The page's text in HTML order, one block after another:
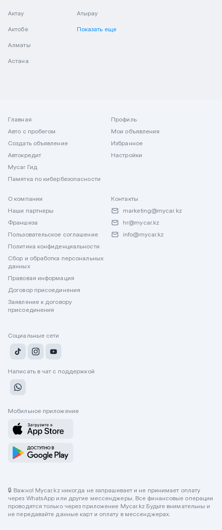
Актау
Актобе
Алматы
Астана
Атырау
Показать еще
Главная
Авто с пробегом
Создать объявление
Автокредит
Mycar Гид
Памятка по кибербезопасности
Профиль
Мои объявления
Избранное
Настройки
О компании
Наши партнеры
Франшиза
Пользовательское соглашение
Политика конфиденциальности
Сбор и обработка персональных
данных
Правовая информация
Договор присоединения
Заявление к договору
присоединения
Контакты
marketing@mycar.kz
hr@mycar.kz
info@mycar.kz
Социальные сети
Написать в чат с поддержкой
Мобильное приложение
🔒 Важно! Mycar.kz никогда не запрашивает и не принимает оплату
через WhatsApp или другие мессенджеры. Все финансовые операции
проводятся только через приложение Mycar.kz Будьте внимательны и
не передавайте данные карт и оплату в мессенджерах.